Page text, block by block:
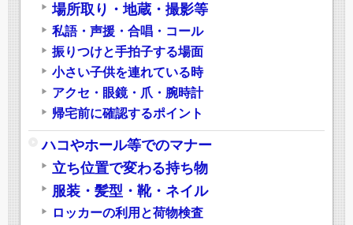
場所取り・地蔵・撮影等
私語・声援・合唱・コール
振りつけと手拍子する場面
小さい子供を連れている時
アクセ・眼鏡・爪・腕時計
帰宅前に確認するポイント
ハコやホール等でのマナー
立ち位置で変わる持ち物
服装・髪型・靴・ネイル
ロッカーの利用と荷物検査